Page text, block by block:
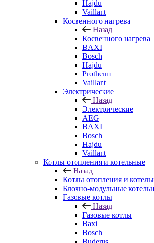
Hajdu
Vaillant
Косвенного нагрева
Назад
Косвенного нагрева
BAXI
Bosch
Hajdu
Protherm
Vaillant
Электрические
Назад
Электрические
AEG
BAXI
Bosch
Hajdu
Vaillant
Котлы отопления и котельные
Назад
Котлы отопления и
Блочно-модульные
Газовые котлы
Назад
Газовые котлы
Baxi
Bosch
Buderus